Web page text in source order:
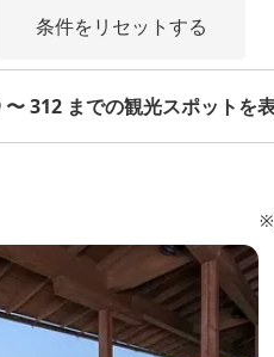
条件をリセットする
312 までの観光スポットを
※